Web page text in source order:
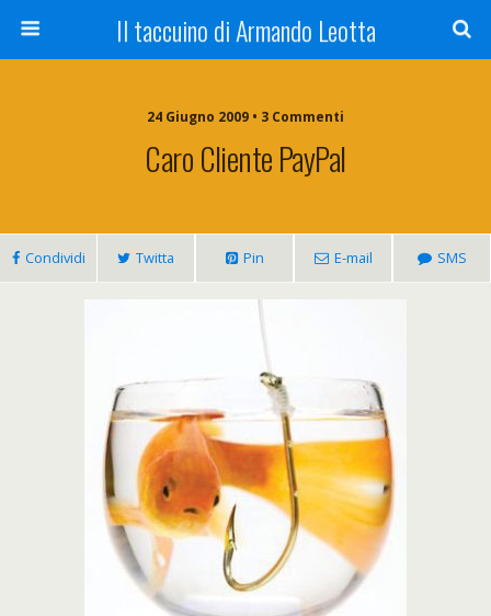
Il taccuino di Armando Leotta
24 Giugno 2009 • 3 Commenti
Caro Cliente PayPal
Condividi Twitta Pin E-mail SMS